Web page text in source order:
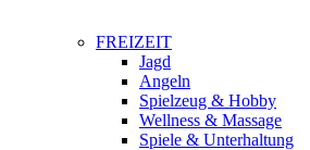
FREIZEIT
Jagd
Angeln
Spielzeug & Hobby
Wellness & Massage
Spiele & Unterhaltung